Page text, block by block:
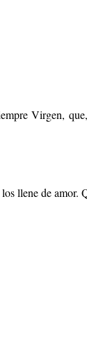
Virgen,
llene de amor.